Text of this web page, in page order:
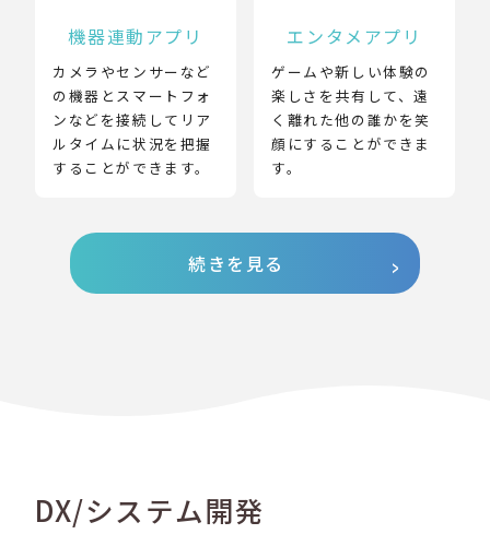
機器連動アプリ
カメラやセンサーなど
の機器とスマートフォ
ンなどを接続してリア
ルタイムに状況を把握
することができます。
エンタメアプリ
ゲームや新しい体験の
楽しさを共有して、遠
く離れた他の誰かを笑
顔にすることができま
す。
続きを見る
DX/システム開発